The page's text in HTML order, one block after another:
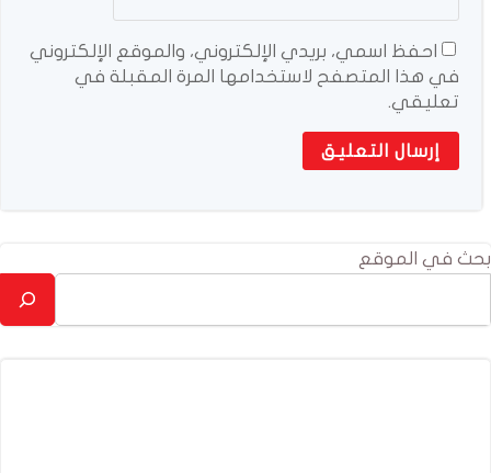
احفظ اسمي، بريدي الإلكتروني، والموقع الإلكتروني
في هذا المتصفح لاستخدامها المرة المقبلة في
تعليقي.
بحث في الموقع